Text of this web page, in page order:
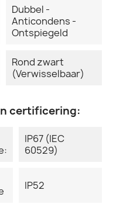
Dubbel -
Anticondens -
Ontspiegeld
Rond zwart
(Verwisselbaar)
certificering:
IP67 (IEC
60529)
IP52